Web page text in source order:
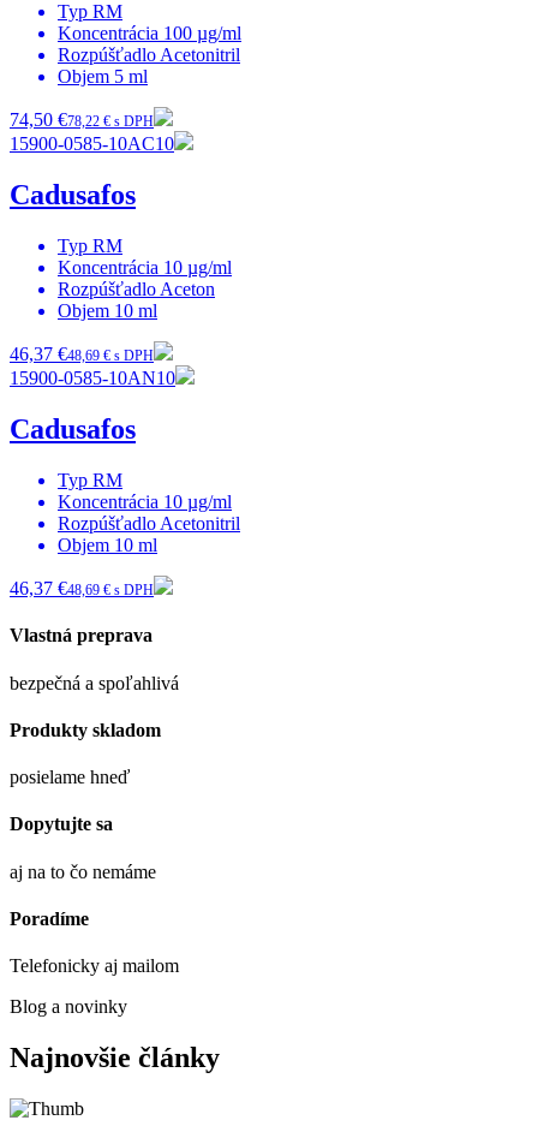
Typ RM
Koncentrácia 100 µg/ml
Rozpúšťadlo Acetonitril
Objem 5 ml
74,50 €78,22 € s DPH
15900-0585-10AC10
Cadusafos
Typ RM
Koncentrácia 10 µg/ml
Rozpúšťadlo Aceton
Objem 10 ml
46,37 €48,69 € s DPH
15900-0585-10AN10
Cadusafos
Typ RM
Koncentrácia 10 µg/ml
Rozpúšťadlo Acetonitril
Objem 10 ml
46,37 €48,69 € s DPH
Vlastná preprava
bezpečná a spoľahlivá
Produkty skladom
posielame hneď
Dopytujte sa
aj na to čo nemáme
Poradíme
Telefonicky aj mailom
Blog a novinky
Najnovšie články